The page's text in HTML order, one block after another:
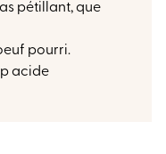
pétillant, que
pourri.
acide